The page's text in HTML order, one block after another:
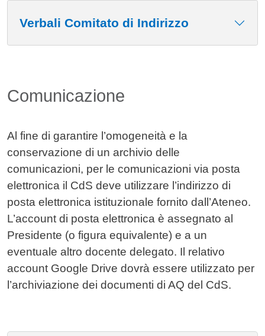
Verbali Comitato di Indirizzo
Comunicazione
Al fine di garantire l’omogeneità e la
conservazione di un archivio delle
comunicazioni, per le comunicazioni via posta
elettronica il CdS deve utilizzare l’indirizzo di
posta elettronica istituzionale fornito dall’Ateneo.
L’account di posta elettronica è assegnato al
Presidente (o figura equivalente) e a un
eventuale altro docente delegato. Il relativo
account Google Drive dovrà essere utilizzato per
l’archiviazione dei documenti di AQ del CdS.